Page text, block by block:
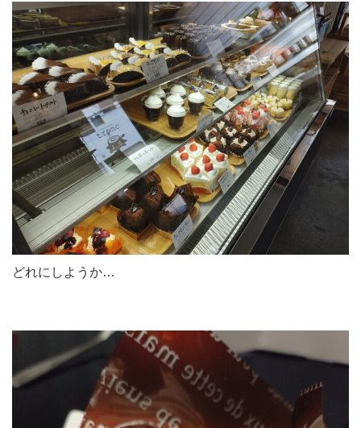
どれにしようか…